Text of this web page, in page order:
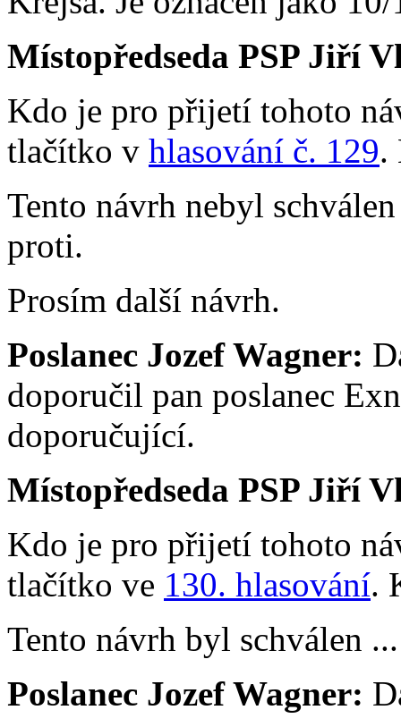
Místopředseda PSP Jiří
Kdo je pro přijetí tohoto
tlačítko v hlasování č. 129.
Tento návrh nebyl
proti.
Prosím další návrh.
Poslanec Jozef Wagner:
doporučil pan poslanec
doporučující.
Místopředseda PSP Jiří
Kdo je pro přijetí tohoto
tlačítko ve 130. hlasování.
Tento návrh byl schválen
Poslanec Jozef Wagner: